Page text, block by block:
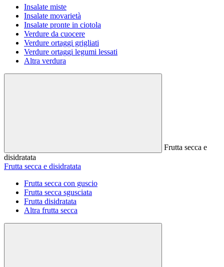
Insalate miste
Insalate movarietà
Insalate pronte in ciotola
Verdure da cuocere
Verdure ortaggi grigliati
Verdure ortaggi legumi lessati
Altra verdura
Frutta secca e
disidratata
Frutta secca e disidratata
Frutta secca con guscio
Frutta secca sgusciata
Frutta disidratata
Altra frutta secca